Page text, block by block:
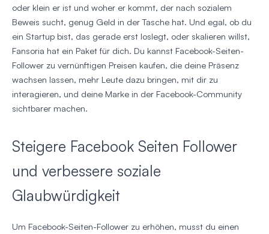
oder klein er ist und woher er kommt, der nach sozialem
Beweis sucht, genug Geld in der Tasche hat. Und egal, ob du
ein Startup bist, das gerade erst loslegt, oder skalieren willst,
Fansoria hat ein Paket für dich. Du kannst Facebook-Seiten-
Follower zu vernünftigen Preisen kaufen, die deine Präsenz
wachsen lassen, mehr Leute dazu bringen, mit dir zu
interagieren, und deine Marke in der Facebook-Community
sichtbarer machen.
Steigere Facebook Seiten Follower
und verbessere soziale
Glaubwürdigkeit
Um Facebook-Seiten-Follower zu erhöhen, musst du einen